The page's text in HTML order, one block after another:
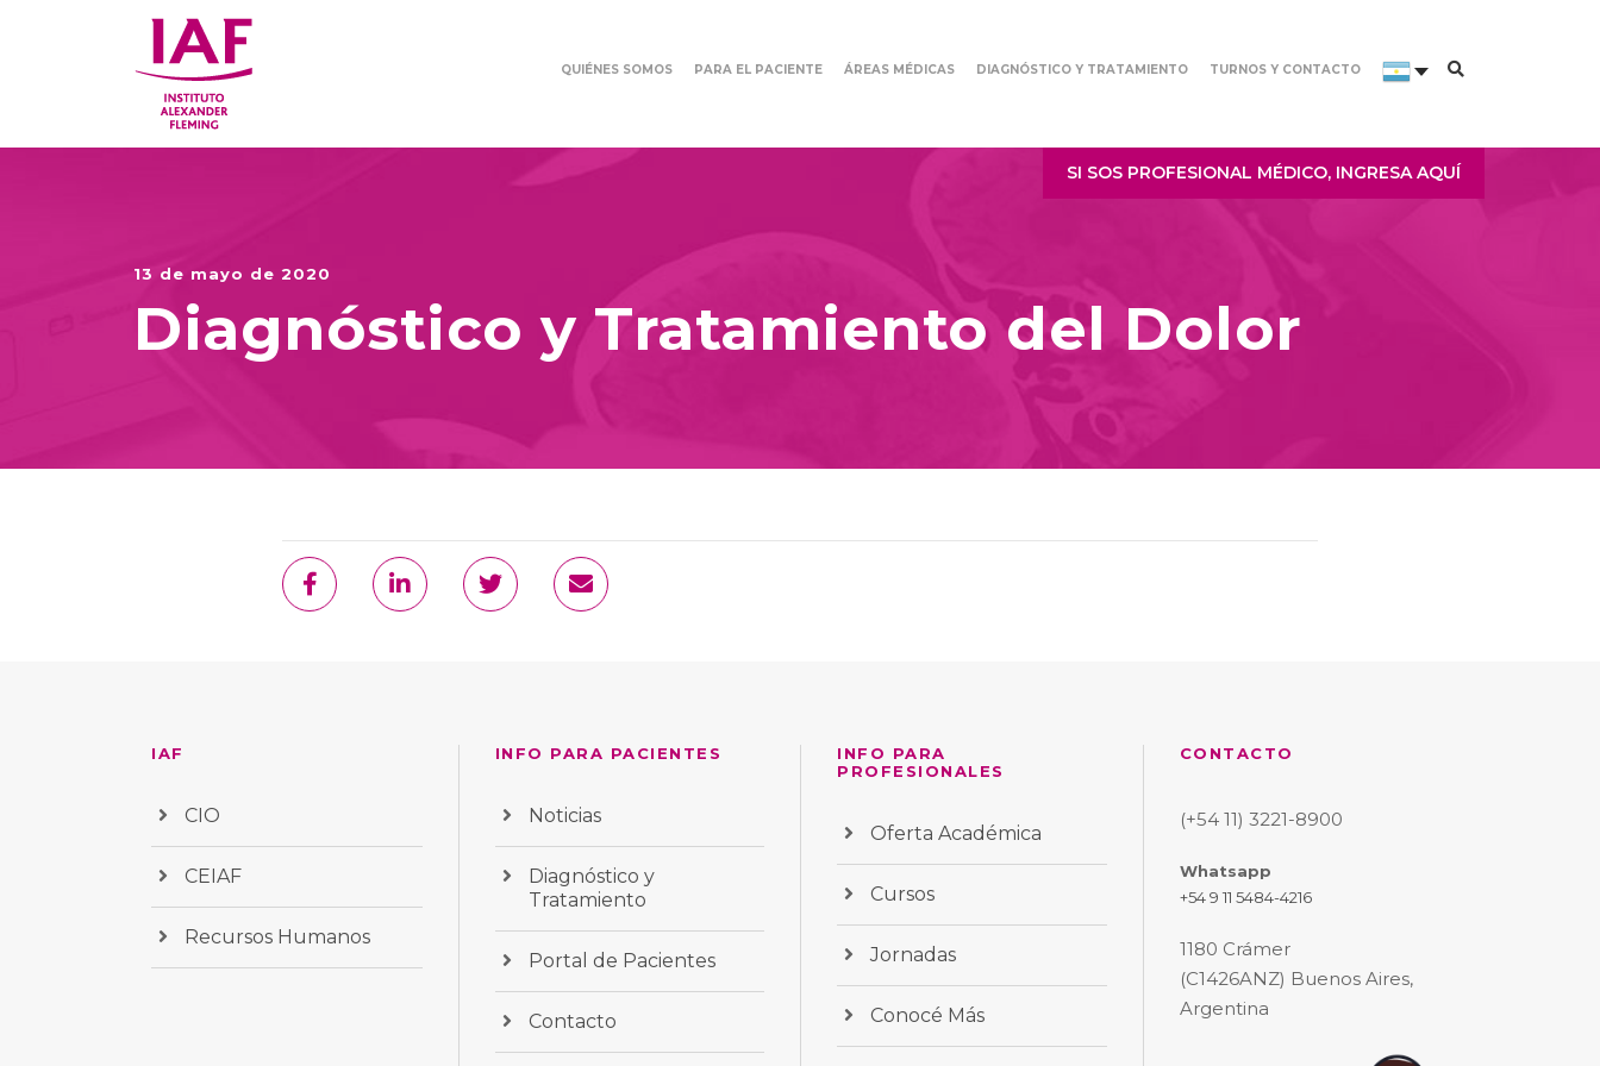
QUIÉNES SOMOS PARA EL PACIENTE ÁREAS MÉDICAS DIAGNÓSTICO Y TRATAMIENTO TURNOS Y CONTACTO
SI SOS PROFESIONAL MÉDICO, INGRESA AQUÍ
13 de mayo de 2020
Diagnóstico y Tratamiento del Dolor
IAF
CIO
CEIAF
Recursos Humanos
INFO PARA PACIENTES
Noticias
Diagnóstico y
Tratamiento
Portal de Pacientes
Contacto
INFO PARA
PROFESIONALES
Oferta Académica
Cursos
Jornadas
Conocé Más
CONTACTO
(+54 11) 3221-8900
Whatsapp
+54 9 11 5484-4216
1180 Crámer
(C1426ANZ) Buenos Aires,
Argentina